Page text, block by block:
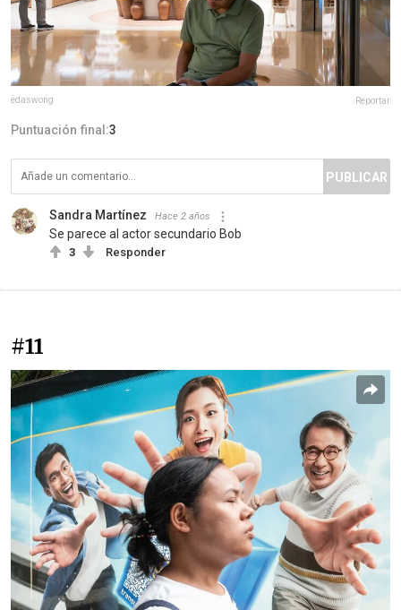
edaswong Reportar
Puntuación final:3
PUBLICAR
Sandra Martínez Hace 2 años
Se parece al actor secundario Bob
3 Responder
#11